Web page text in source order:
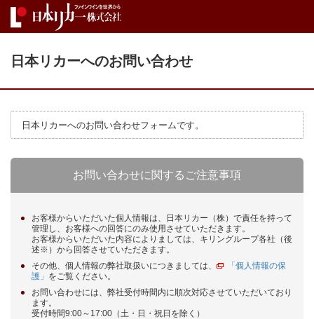
日本リカーへのお問い合わせ
日本リカーへのお問い合わせフォームです。
お問い合わせに関するご注意事項
お客様からいただいた個人情報は、日本リカー（株）で責任を持って
管理し、お客様への回答にのみ使用させていただきます。
お客様からいただいた内容によりましては、キリングループ各社（後
述※）から回答させていただきます。
その他、個人情報の弊社取扱いにつきましては、
「個人情報の保
護」 をご覧ください。
お問い合わせには、弊社受付時間内に順次対応させていただいており
ます。
受付時間9:00～17:00（土・日・祝日を除く）